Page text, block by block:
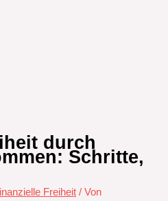
durch
Schritte,
Freiheit / Von